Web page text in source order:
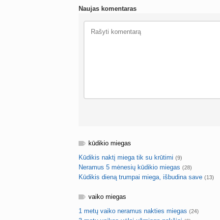
Naujas komentaras
kūdikio miegas
Kūdikis naktį miega tik su krūtimi (9)
Neramus 5 mėnesių kūdikio miegas (28)
Kūdikis dieną trumpai miega, išbudina save (13)
vaiko miegas
1 metų vaiko neramus nakties miegas (24)